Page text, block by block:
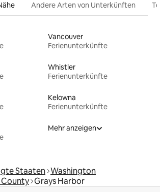
Andere Arten von Unterkünften
Vancouver
Ferienunterkünfte
Whistler
Ferienunterkünfte
Kelowna
Ferienunterkünfte
Mehr anzeigen
Staaten Washington
Grays Harbor